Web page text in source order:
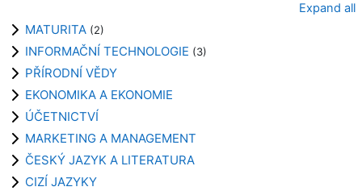
Expand all
MATURITA (2)
INFORMAČNÍ TECHNOLOGIE (3)
PŘÍRODNÍ VĚDY
EKONOMIKA A EKONOMIE
ÚČETNICTVÍ
MARKETING A MANAGEMENT
ČESKÝ JAZYK A LITERATURA
CIZÍ JAZYKY